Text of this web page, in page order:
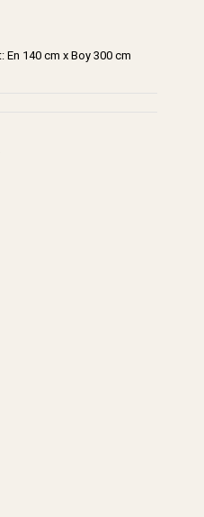
En 140 cm x Boy 300 cm